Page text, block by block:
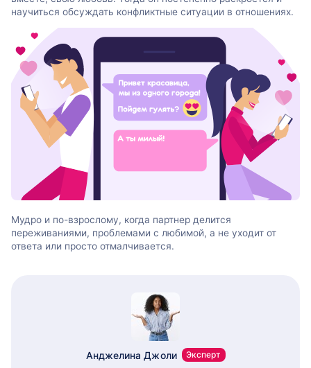
научиться обсуждать конфликтные ситуации в отношениях.
Мудро и по-взрослому, когда партнер делится
переживаниями, проблемами с любимой, а не уходит от
ответа или просто отмалчивается.
Анджелина Джоли Эксперт